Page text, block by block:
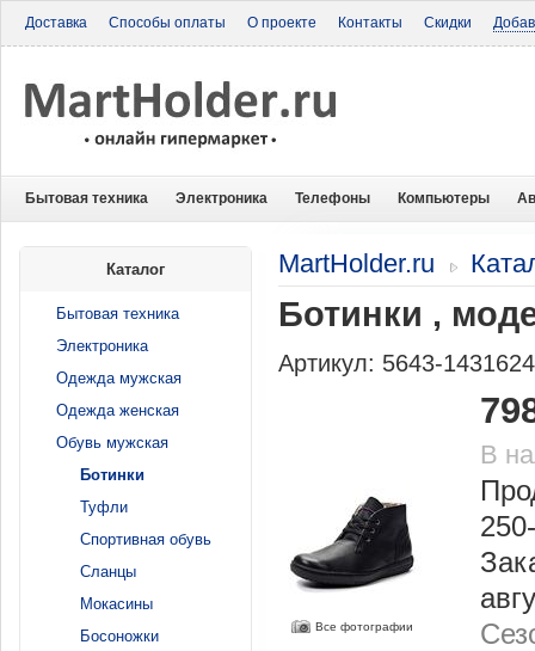
Доставка Способы оплаты О проекте Контакты Скидки
Бытовая техника Электроника Телефоны Компьютеры
MartHolder.ru
Ботинки ,
Артикул: 5643-
Все фотографии
В
Каталог
Бытовая техника
Электроника
Одежда мужская
Одежда женская
Обувь мужская
Ботинки
Туфли
Спортивная обувь
Сланцы
Мокасины
Босоножки